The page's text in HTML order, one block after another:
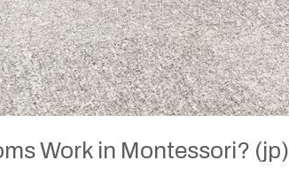
Work in Montessori? (jp)